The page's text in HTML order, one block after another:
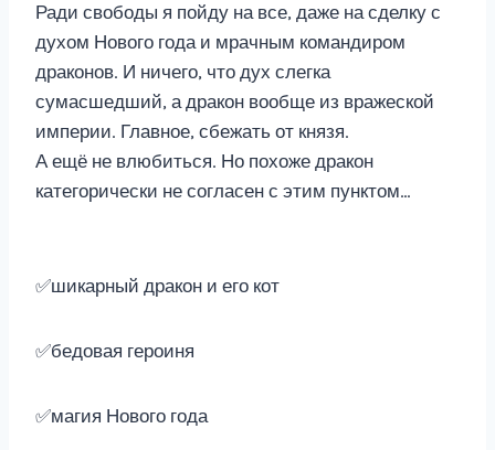
Ради свободы я пойду на все, даже на сделку с
духом Нового года и мрачным командиром
драконов. И ничего, что дух слегка
сумасшедший, а дракон вообще из вражеской
империи. Главное, сбежать от князя.
А ещё не влюбиться. Но похоже дракон
категорически не согласен с этим пунктом…
✅шикарный дракон и его кот
✅бедовая героиня
✅магия Нового года